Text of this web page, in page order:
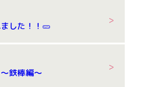
した！！🥒
鉄棒編～